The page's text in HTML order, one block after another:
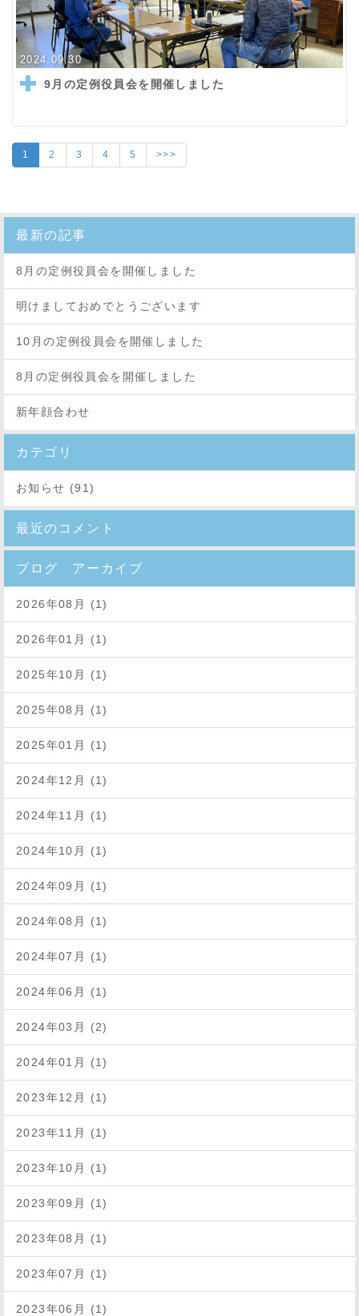
2024.09.30
9月の定例役員会を開催しました
1 2 3 4 5 >>>
最新の記事
8月の定例役員会を開催しました
明けましておめでとうございます
10月の定例役員会を開催しました
8月の定例役員会を開催しました
新年顔合わせ
カテゴリ
お知らせ (91)
最近のコメント
ブログ アーカイブ
2026年08月 (1)
2026年01月 (1)
2025年10月 (1)
2025年08月 (1)
2025年01月 (1)
2024年12月 (1)
2024年11月 (1)
2024年10月 (1)
2024年09月 (1)
2024年08月 (1)
2024年07月 (1)
2024年06月 (1)
2024年03月 (2)
2024年01月 (1)
2023年12月 (1)
2023年11月 (1)
2023年10月 (1)
2023年09月 (1)
2023年08月 (1)
2023年07月 (1)
2023年06月 (1)